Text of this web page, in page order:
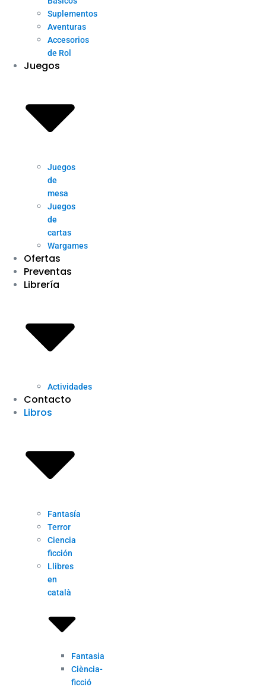
Suplementos
Aventuras
Accesorios
de Rol
Juegos
Juegos
de
mesa
Juegos
de
cartas
Wargames
Ofertas
Preventas
Librería
Actividades
Contacto
Libros
Fantasía
Terror
Ciencia
ficción
Llibres
en
català
Fantasia
Ciència-
ficció